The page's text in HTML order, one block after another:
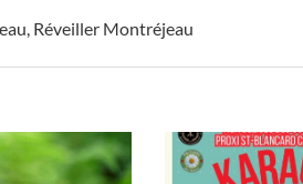
Réveiller Montréjeau